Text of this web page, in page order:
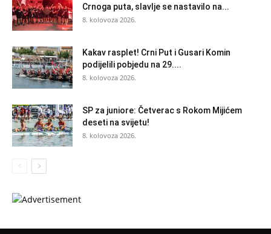
Crnoga puta, slavlje se nastavilo na...
8. kolovoza 2026.
Kakav rasplet! Crni Put i Gusari Komin
podijelili pobjedu na 29....
8. kolovoza 2026.
SP za juniore: Četverac s Rokom Mijićem
deseti na svijetu!
8. kolovoza 2026.